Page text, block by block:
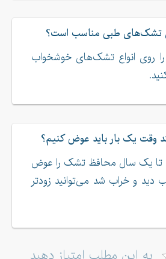
تشک‌های طبی مناسب است؟
روی انواع تشک‌های خوشخواب
وقت یک بار باید عوض کنیم؟
است هر ۶ ماه تا یک سال محافظ تشک را عوض
دید و خراب شد می‌توانید زودتر